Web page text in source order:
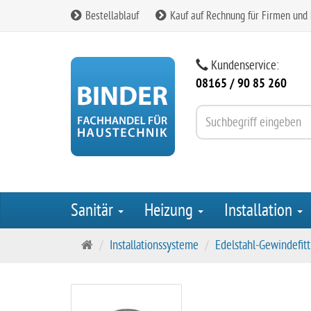
Bestellablauf Kauf auf Rechnung für Firmen und
Kundenservice:
08165 / 90 85 260
Sanitär Heizung Installation
S
a
Installationssysteme Edelstahl-